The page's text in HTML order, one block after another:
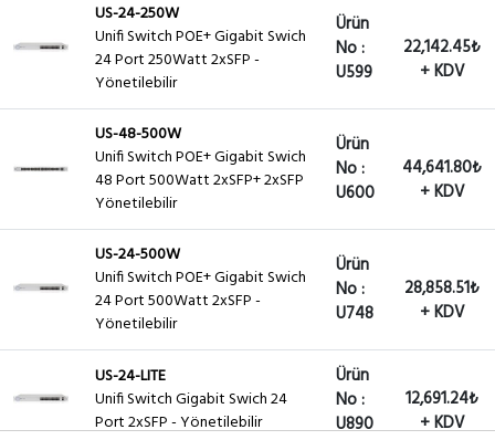
US-24-250W
Unifi Switch POE+ Gigabit Swich
24 Port 250Watt 2xSFP -
Yönetilebilir
Ürün
No :
U599
22,142.45₺
+ KDV
US-48-500W
Unifi Switch POE+ Gigabit Swich
48 Port 500Watt 2xSFP+ 2xSFP
Yönetilebilir
Ürün
No :
U600
44,641.80₺
+ KDV
US-24-500W
Unifi Switch POE+ Gigabit Swich
24 Port 500Watt 2xSFP -
Yönetilebilir
Ürün
No :
U748
28,858.51₺
+ KDV
US-24-LITE
Unifi Switch Gigabit Swich 24
Port 2xSFP - Yönetilebilir
Ürün
No :
U890
12,691.24₺
+ KDV